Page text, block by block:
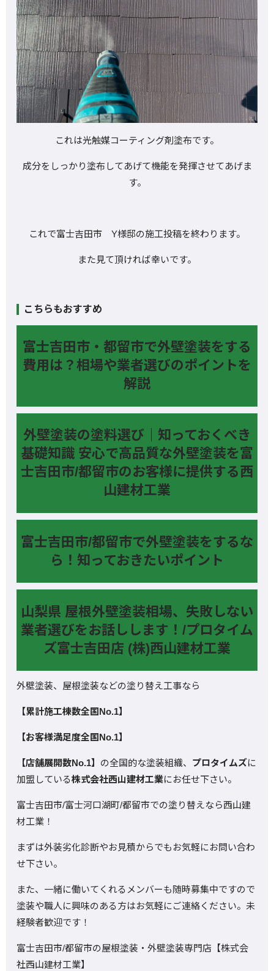
これは光触媒コーティング剤塗布です。
成分をしっかり塗布してあげて機能を発揮させてあげま
す。
これで富士吉田市 Y様邸の施工投稿を終わります。
また見て頂ければ幸いです。
こちらもおすすめ
富士吉田市・都留市で外壁塗装をする
費用は？相場や業者選びのポイントを
解説
外壁塗装の塗料選び｜知っておくべき
基礎知識 安心で高品質な外壁塗装を富
士吉田市/都留市のお客様に提供する西
山建材工業
富士吉田市/都留市で外壁塗装をするな
ら！知っておきたいポイント
山梨県 屋根外壁塗装相場、失敗しない
業者選びをお話しします！/プロタイム
ズ富士吉田店 (株)西山建材工業
外壁塗装、屋根塗装などの塗り替え工事なら
【累計施工棟数全国No.1】
【お客様満足度全国No.1】
【店舗展開数No.1】 の全国的な塗装組織、 プロタイムズに
加盟している株式会社西山建材工業にお任せ下さい。
富士吉田市/富士河口湖町/都留市での塗り替えなら西山建
材工業！
まずは外装劣化診断やお見積からでもお気軽にお問い合わ
せ下さい。
また、一緒に働いてくれるメンバーも随時募集中ですので
塗装や職人に興味のある方はお気軽にご連絡ください。未
経験者歓迎です！
富士吉田市/都留市の屋根塗装・外壁塗装専門店【株式会
社西山建材工業】